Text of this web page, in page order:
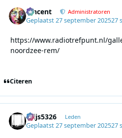
Vincent Administratoren
Geplaatst27 september 202527
https://www.radiotrefpunt.nl/
noordzee-rem/
Citeren
thijs5326 Leden
Geplaatst27 september 202527